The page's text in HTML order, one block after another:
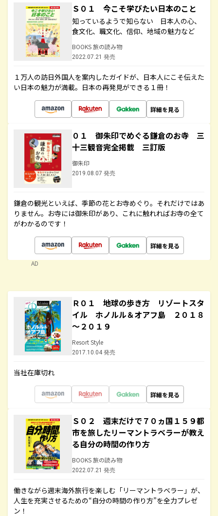
Ｓ０１ 今こそ学びたい日本のこと
知っているようで知らない 日本人の心、
食文化、職文化、信仰、地域の魅力など
BOOKS 旅の読み物
2022.07.21 発売
１万人の訪日外国人を案内したガイドが、日本人にこそ伝えた
い日本の魅力が満載。日本の再発見ができる１冊！
詳細を見る
０１ 御朱印でめぐる鎌倉のお寺 三
十三観音完全掲載 三訂版
御朱印
2019.08.07 発売
鎌倉の観光といえば、季節の花とお寺めぐり。それだけではあ
りません。お寺には御朱印があり、これに触れればお寺の全て
がわかるのです！
詳細を見る
AD
Ｒ０１ 地球の歩き方 リゾートスタ
イル ホノルル＆オアフ島 ２０１８
～２０１９
Resort Style
2017.10.04 発売
当社在庫切れ
詳細を見る
Ｓ０２ 週末だけで７０ヵ国１５９都
市を旅したリーマントラベラーが教え
る自分の時間の作り方
BOOKS 旅の読み物
2022.07.21 発売
働きながら週末海外旅行を楽しむ「リーマントラベラー」が、
人生を充実させるための“自分の時間の作り方”を全力プレゼ
ン！